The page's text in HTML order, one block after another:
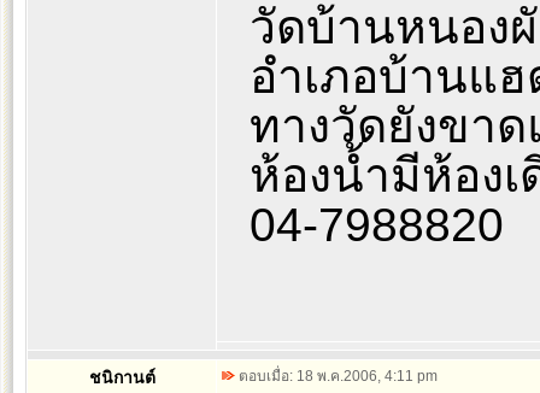
วัดบ้านหนอง
อำเภอบ้านแ
ทางวัดยังขา
ห้องน้ำมีห้อง
04-7988820
ชนิกานต์ ตอบเมื่อ: 18 พ.ค.2006, 4:11 pm